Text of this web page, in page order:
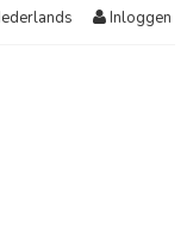
Inloggen